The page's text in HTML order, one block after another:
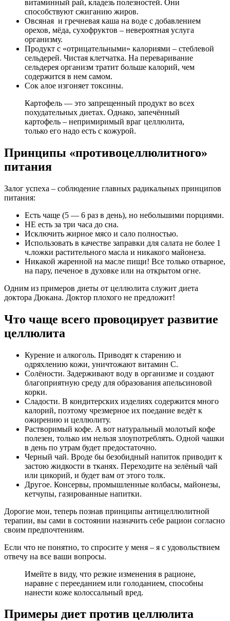
витаминный рай, кладезь полезностей. Они
способствуют сжиганию жиров.
Овсяная и гречневая каша на воде с добавлением
орехов, мёда, сухофруктов – невероятная услуга
организму.
Продукт с «отрицательными» калориями – стеблевой
сельдерей. Чистая клетчатка. На переваривание
сельдерея организм тратит больше калорий, чем
содержится в нем самом.
Сок алое изгоняет токсины.
Картофель — это запрещенный продукт во всех
похудательных диетах. Однако, запечённый
картофель – непримиримый враг целлюлита,
только его надо есть с кожурой.
Принципы «противоцеллюлитного»
питания
Залог успеха – соблюдение главных радикальных принципов
питания:
Есть чаще (5 — 6 раз в день), но небольшими порциями.
НЕ есть за три часа до сна.
Исключить жирное мясо и сало полностью.
Использовать в качестве заправки для салата не более 1
ч.ложки растительного масла и никакого майонеза.
Никакой жаренной на масле пищи! Все только отварное,
на пару, печеное в духовке или на открытом огне.
Одним из примеров диеты от целлюлита служит диета
доктора Дюкана. Доктор плохого не предложит!
Что чаще всего провоцирует развитие
целлюлита
Курение и алкоголь. Приводят к старению и
одряхлению кожи, уничтожают витамин С.
Солёности. Задерживают воду в организме и создают
благоприятную среду для образования апельсиновой
корки.
Сладости. В кондитерских изделиях содержится много
калорий, поэтому чрезмерное их поедание ведёт к
ожирению и целлюлиту.
Растворимый кофе. А вот натуральный молотый кофе
полезен, только им нельзя злоупотреблять. Одной чашки
в день по утрам будет предостаточно.
Черный чай. Вроде бы безобидный напиток приводит к
застою жидкости в тканях. Переходите на зелёный чай
или цикорий, и будет вам от этого толк.
Другое. Консервы, промышленные колбасы, майонезы,
кетчупы, газированные напитки.
Дорогие мои, теперь познав принципы антицеллюлитной
терапии, вы сами в состоянии назначить себе рацион согласно
своим предпочтениям.
Если что не понятно, то спросите у меня – я с удовольствием
отвечу на все ваши вопросы.
Имейте в виду, что резкие изменения в рационе,
наравне с перееданием или голоданием, способны
нанести коже колоссальный вред.
Примеры диет против целлюлита